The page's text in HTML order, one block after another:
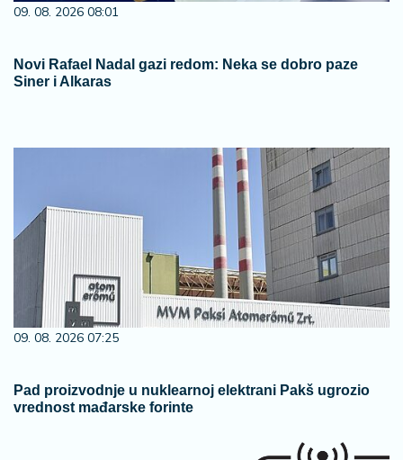
09. 08. 2026 08:01
Novi Rafael Nadal gazi redom: Neka se dobro paze
Siner i Alkaras
09. 08. 2026 07:25
Pad proizvodnje u nuklearnoj elektrani Pakš ugrozio
vrednost mađarske forinte